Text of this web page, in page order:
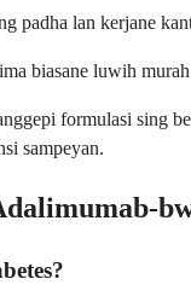
lan kerjane
biasane luwih
formulasi sing
sampeyan.